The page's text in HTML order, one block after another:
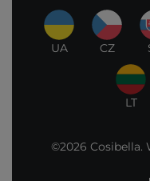
UA CZ
LT
©2026 Cosibella.